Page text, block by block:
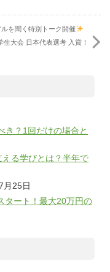
を聞く特別トーク開催
生大会 日本代表選考 入賞！
き？1回だけの場合と
える学びとは？半年で
月25日
タート！最大20万円の